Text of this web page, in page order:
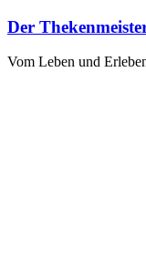
Zum
springen
Der
Vom Leben und